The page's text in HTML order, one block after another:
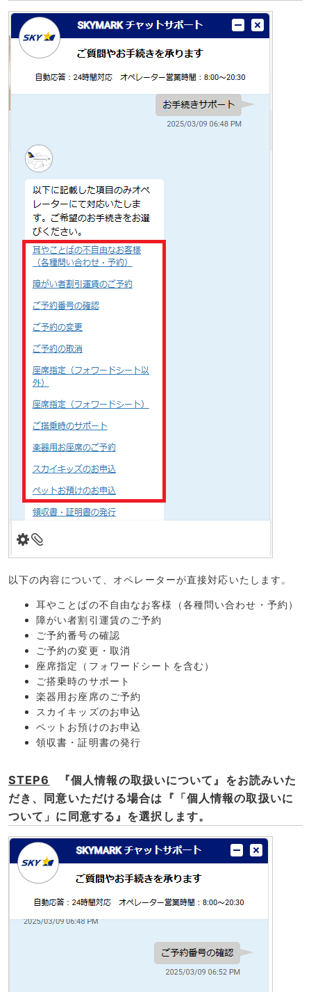
以下の内容について、オペレーターが直接対応いたします。
耳やことばの不自由なお客様（各種問い合わせ・予約）
障がい者割引運賃のご予約
ご予約番号の確認
ご予約の変更・取消
座席指定（フォワードシートを含む）
ご搭乗時のサポート
楽器用お座席のご予約
スカイキッズのお申込
ペットお預けのお申込
領収書・証明書の発行
STEP6
『個人情報の取扱いについて』をお読みいた
だき、同意いただける場合は『「個人情報の取扱いに
ついて」に同意する』を選択します。